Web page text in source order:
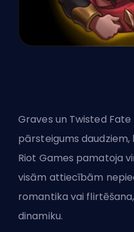
Graves un Twisted
pārsteigums
Riot Games pamatoja
visām attiecībām
romantika vai
dinamiku.